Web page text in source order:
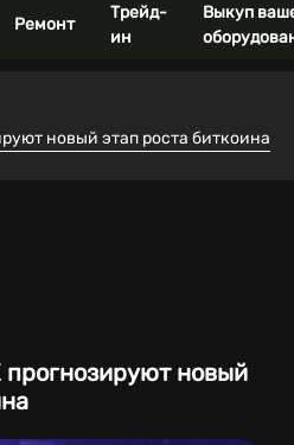
Ремонт
Трейд-
ин
Выкуп
новый этап роста биткоина
новый